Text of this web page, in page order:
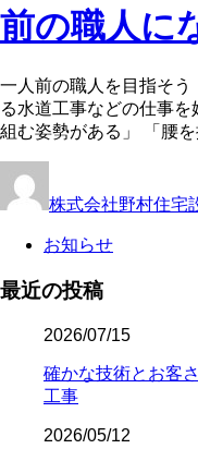
前の職人に
一人前の職人を目指そ
る水道工事などの仕事
組む姿勢がある」 「腰
株式会社野村住宅
お知らせ
最近の投稿
2026/07/15
確かな技術とお客
工事
2026/05/12